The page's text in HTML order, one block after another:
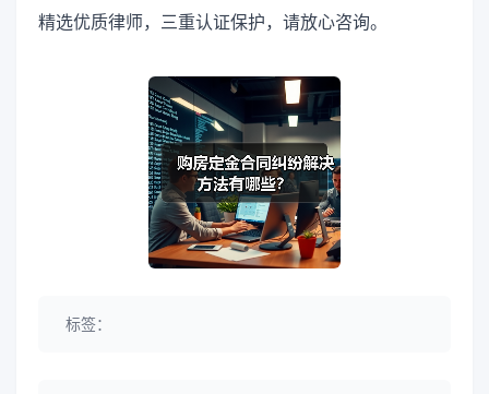
精选优质律师，三重认证保护，请放心咨询。
标签：